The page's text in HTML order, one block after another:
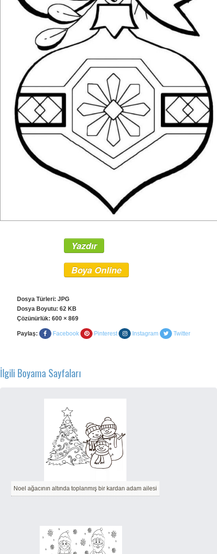
Yazdır
Boya Online
Dosya Türleri: JPG
Dosya Boyutu: 62 KB
Çözünürlük: 600 × 869
Paylaş: Facebook Pinterest Instagram Twitter
İlgili Boyama Sayfaları
Noel ağacının altında toplanmış bir kardan adam ailesi